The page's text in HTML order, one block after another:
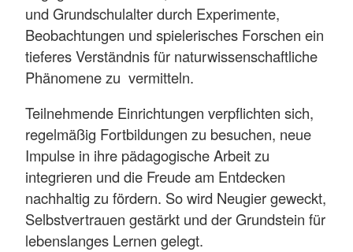
und Grundschulalter durch Experimente,
Beobachtungen und spielerisches Forschen ein
tieferes Verständnis für naturwissenschaftliche
Phänomene zu vermitteln.
Teilnehmende Einrichtungen verpflichten sich,
regelmäßig Fortbildungen zu besuchen, neue
Impulse in ihre pädagogische Arbeit zu
integrieren und die Freude am Entdecken
nachhaltig zu fördern. So wird Neugier geweckt,
Selbstvertrauen gestärkt und der Grundstein für
lebenslanges Lernen gelegt.